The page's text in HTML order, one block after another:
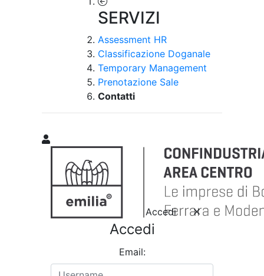
SERVIZI
Assessment HR
Classificazione Doganale
Temporary Management
Prenotazione Sale
Contatti
Accedi
Accedi
Email: